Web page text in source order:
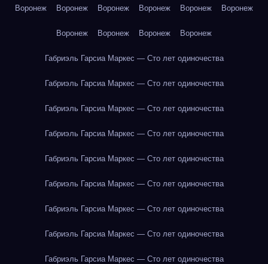
Воронеж Воронеж Воронеж Воронеж Воронеж Воронеж
Воронеж Воронеж Воронеж Воронеж
Габриэль Гарсиа Маркес — Сто лет одиночества
Габриэль Гарсиа Маркес — Сто лет одиночества
Габриэль Гарсиа Маркес — Сто лет одиночества
Габриэль Гарсиа Маркес — Сто лет одиночества
Габриэль Гарсиа Маркес — Сто лет одиночества
Габриэль Гарсиа Маркес — Сто лет одиночества
Габриэль Гарсиа Маркес — Сто лет одиночества
Габриэль Гарсиа Маркес — Сто лет одиночества
Габриэль Гарсиа Маркес — Сто лет одиночества